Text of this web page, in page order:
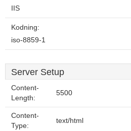
IIS
Kodning:
iso-8859-1
Server Setup
Content-
Length:
5500
Content-
Type:
text/html